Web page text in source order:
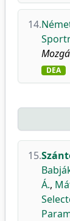
14.
DEA
15.
Á.,